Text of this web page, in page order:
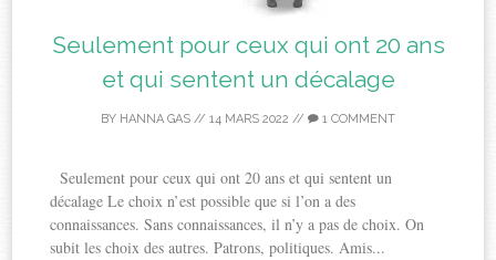
Seulement pour ceux qui ont 20 ans
et qui sentent un décalage
BY HANNA GAS // 14 MARS 2022 // 1 COMMENT
Seulement pour ceux qui ont 20 ans et qui sentent un
décalage Le choix n’est possible que si l’on a des
connaissances. Sans connaissances, il n’y a pas de choix. On
subit les choix des autres. Patrons, politiques. Amis...